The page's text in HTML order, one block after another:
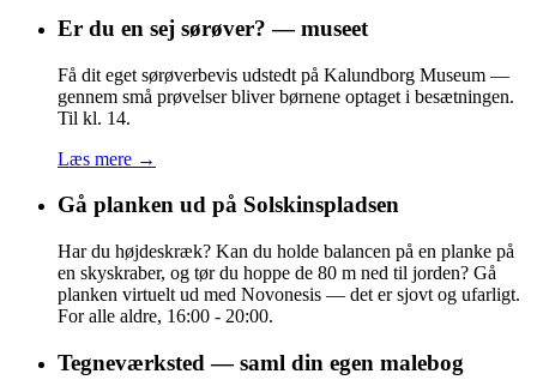
Er du en sej sørøver? — museet
Få dit eget sørøverbevis udstedt på Kalundborg Museum —
gennem små prøvelser bliver børnene optaget i besætningen.
Til kl. 14.
Læs mere →
Gå planken ud på Solskinspladsen
Har du højdeskræk? Kan du holde balancen på en planke på
en skyskraber, og tør du hoppe de 80 m ned til jorden? Gå
planken virtuelt ud med Novonesis — det er sjovt og ufarligt.
For alle aldre, 16:00 - 20:00.
Tegneværksted — saml din egen malebog